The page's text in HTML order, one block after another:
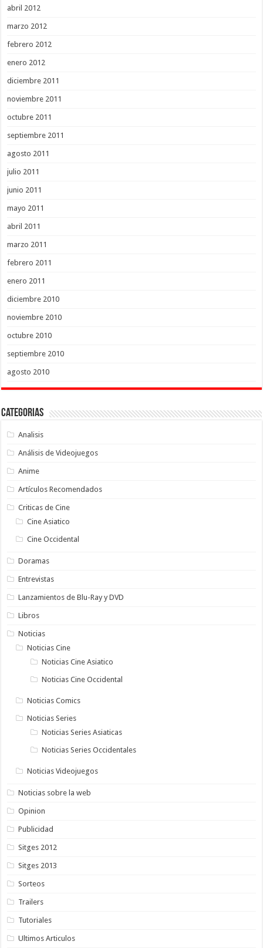
abril 2012
marzo 2012
febrero 2012
enero 2012
diciembre 2011
noviembre 2011
octubre 2011
septiembre 2011
agosto 2011
julio 2011
junio 2011
mayo 2011
abril 2011
marzo 2011
febrero 2011
enero 2011
diciembre 2010
noviembre 2010
octubre 2010
septiembre 2010
agosto 2010
Categorias
Analisis
Análisis de Videojuegos
Anime
Artículos Recomendados
Criticas de Cine
Cine Asiatico
Cine Occidental
Doramas
Entrevistas
Lanzamientos de Blu-Ray y DVD
Libros
Noticias
Noticias Cine
Noticias Cine Asiatico
Noticias Cine Occidental
Noticias Comics
Noticias Series
Noticias Series Asiaticas
Noticias Series Occidentales
Noticias Videojuegos
Noticias sobre la web
Opinion
Publicidad
Sitges 2012
Sitges 2013
Sorteos
Trailers
Tutoriales
Ultimos Articulos